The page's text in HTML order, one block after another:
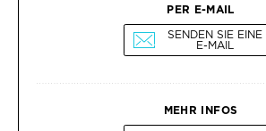
PER E-MAIL
SENDEN SIE EINE
E-MAIL
MEHR INFOS